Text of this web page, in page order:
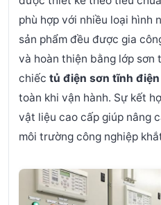
phù hợp với nhiều loại hình
sản phẩm đều được gia
và hoàn thiện bằng lớp sơn
chiếc tủ điện sơn tĩnh điện
toàn khi vận hành. Sự kết
vật liệu cao cấp giúp nâng
môi trường công nghiệp